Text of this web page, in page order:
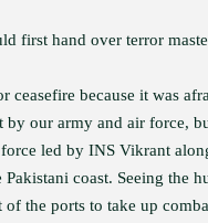
first hand over terror
ceasefire because it was
our army and air force,
led by INS Vikrant
coast. Seeing the
the ports to take up